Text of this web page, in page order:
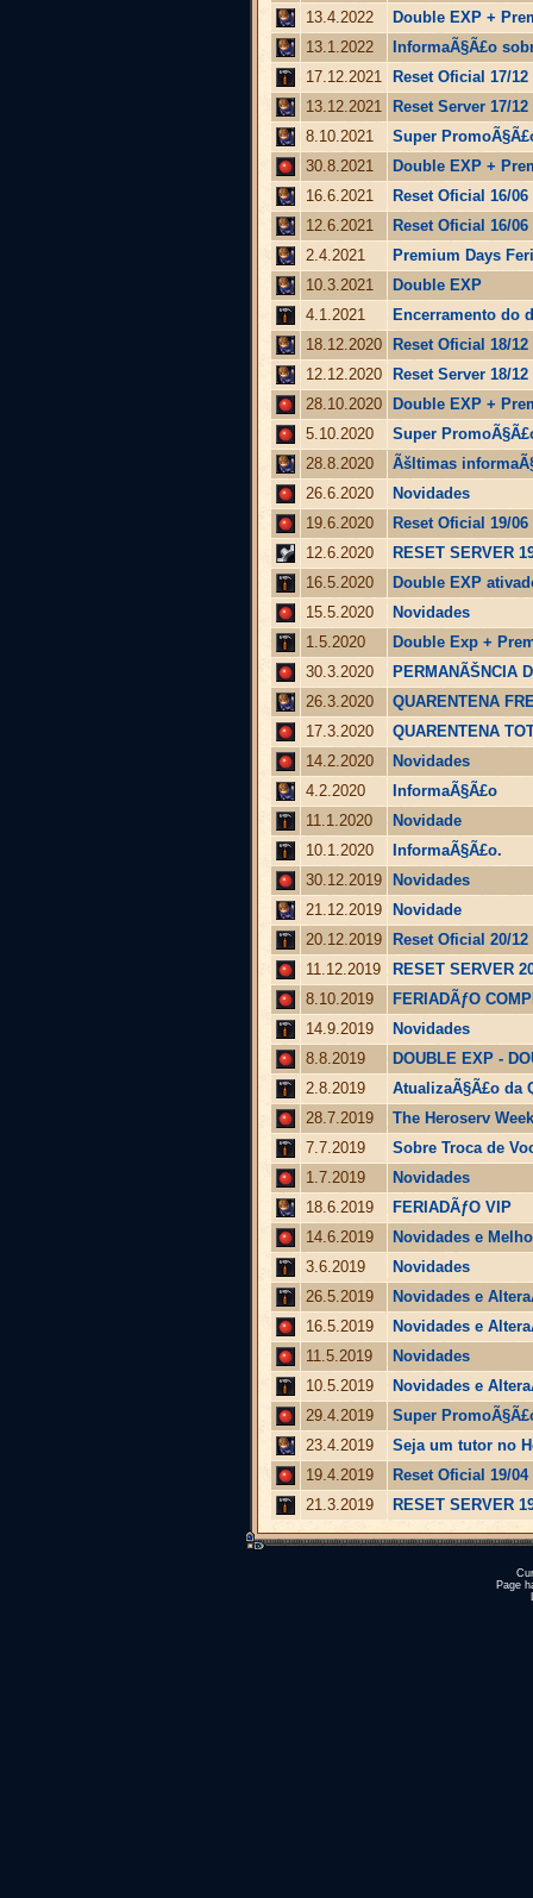
13.4.2022
Double EXP +
13.1.2022
InformaÃ§Ã£o
17.12.2021
Reset Oficial 17/12
13.12.2021
Reset Server 17/
8.10.2021
Super
30.8.2021
Double EXP +
16.6.2021
Reset Oficial 16/06
12.6.2021
Reset Oficial 16/06
2.4.2021
Premium Days
10.3.2021
Double EXP
4.1.2021
Encerramento do
18.12.2020
Reset Oficial 18/12
12.12.2020
Reset Server 18/
28.10.2020
Double EXP +
5.10.2020
Super
28.8.2020
Ãšltimas
26.6.2020
Novidades
19.6.2020
Reset Oficial 19/
12.6.2020
RESET SERVER
16.5.2020
Double EXP
15.5.2020
Novidades
1.5.2020
Double Exp +
30.3.2020
PERMANÃŠNCIA
26.3.2020
QUARENTENA
17.3.2020
QUARENTENA
14.2.2020
Novidades
4.2.2020
InformaÃ§Ã£o
11.1.2020
Novidade
10.1.2020
InformaÃ§Ã£o.
30.12.2019
Novidades
21.12.2019
Novidade
20.12.2019
Reset Oficial 20/12
11.12.2019
RESET SERVER
8.10.2019
FERIADÃƒO
14.9.2019
Novidades
8.8.2019
DOUBLE EXP -
2.8.2019
AtualizaÃ§Ã£o da
28.7.2019
The Heroserv
7.7.2019
Sobre Troca de
1.7.2019
Novidades
18.6.2019
FERIADÃƒO VIP
14.6.2019
Novidades e
3.6.2019
Novidades
26.5.2019
Novidades e
16.5.2019
Novidades e
11.5.2019
Novidades
10.5.2019
Novidades e
29.4.2019
Super
23.4.2019
Seja um tutor no
19.4.2019
Reset Oficial 19/04
21.3.2019
RESET SERVER
Page